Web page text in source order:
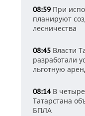
08:59 При
планируют
лесничества
08:45 Власти
разработали
льготную
08:14В
Татарстана
БПЛА